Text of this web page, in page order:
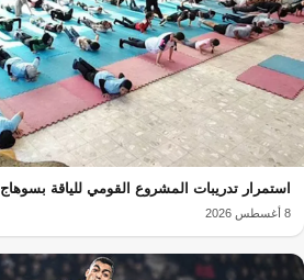
استمرار تدريبات المشروع القومي للياقة بسوهاج
8 أغسطس 2026